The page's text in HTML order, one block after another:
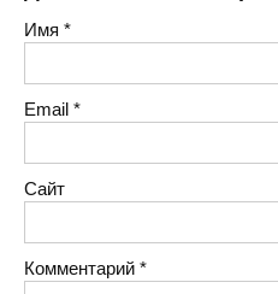
Имя *
Email *
Сайт
Комментарий *